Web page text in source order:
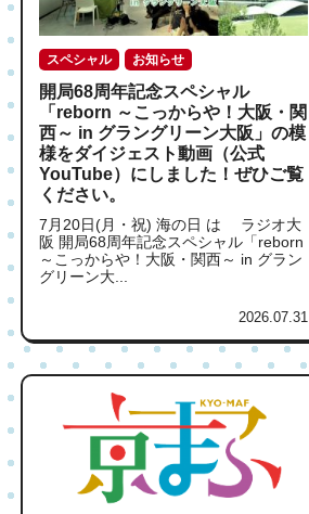
スペシャル お知らせ
開局68周年記念スペシャル
「reborn ～こっからや！大阪・関
西～ in グラングリーン大阪」の模
様をダイジェスト動画（公式
YouTube）にしました！ぜひご覧
ください。
7月20日(月・祝) 海の日 は ラジオ大
阪 開局68周年記念スペシャル「reborn
～こっからや！大阪・関西～ in グラン
グリーン大...
2026.07.31